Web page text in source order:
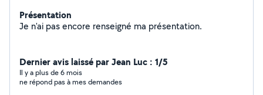
Présentation
Je n'ai pas encore renseigné ma présentation.
Dernier avis laissé par Jean Luc : 1/5
Il y a plus de 6 mois
ne répond pas à mes demandes